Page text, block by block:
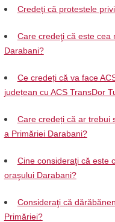
Credeți că protestele
Care credeţi că este cea
Darabani?
Ce credeți că va face
județean cu ACS TransDor
Care credeți că ar trebui
a Primăriei Darabani?
Cine consideraţi că este
oraşului Darabani?
Consideraţi că
Primăriei?